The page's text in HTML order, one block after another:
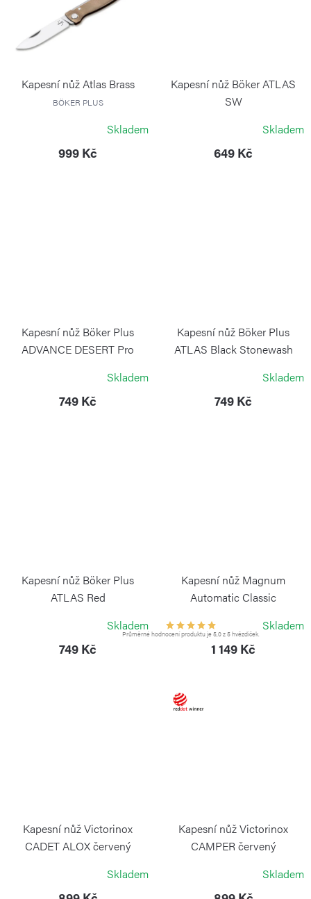
Kapesní nůž Atlas Brass
BÖKER PLUS
Skladem
999 Kč
Kapesní nůž Böker ATLAS
SW
Skladem
649 Kč
Kapesní nůž Böker Plus
ADVANCE DESERT Pro
Skladem
749 Kč
Kapesní nůž Böker Plus
ATLAS Black Stonewash
Skladem
749 Kč
Kapesní nůž Böker Plus
ATLAS Red
Skladem
749 Kč
Kapesní nůž Magnum
Automatic Classic
Průměrné hodnocení produktu je 5,0 z 5 hvězdiček.
Skladem
1 149 Kč
Kapesní nůž Victorinox
CADET ALOX červený
Skladem
Kapesní nůž Victorinox
CAMPER červený
Skladem